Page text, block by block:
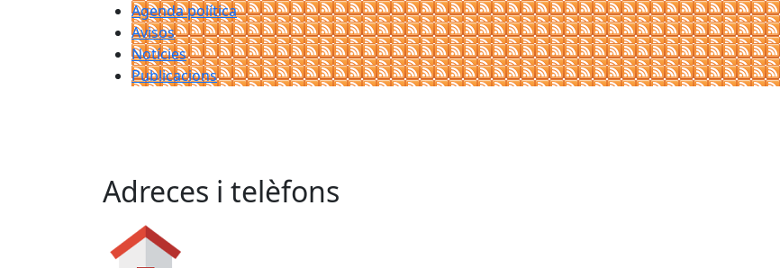
Agenda política
Avisos
Notícies
Publicacions
Adreces i telèfons